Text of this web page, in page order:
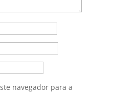
navegador para a